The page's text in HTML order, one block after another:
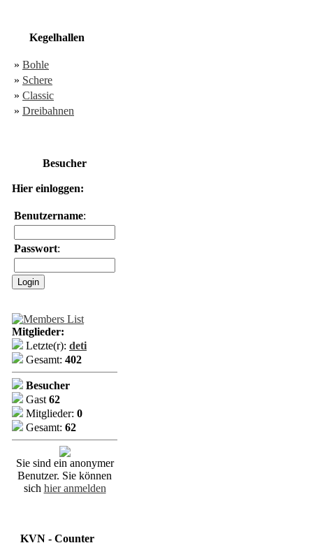
Kegelhallen
» Bohle
» Schere
» Classic
» Dreibahnen
Besucher
Hier einloggen:
Benutzername:
Passwort:
Mitglieder:
Letzte(r): deti
Gesamt: 402
Besucher
Gast 62
Mitglieder: 0
Gesamt: 62
Sie sind ein anonymer
Benutzer. Sie können
sich hier anmelden
KVN - Counter